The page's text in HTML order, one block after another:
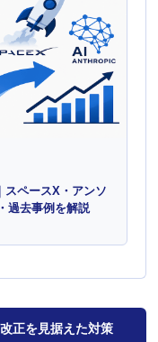
スペースX・アンソ
過去事例を解説
正を見据えた対策